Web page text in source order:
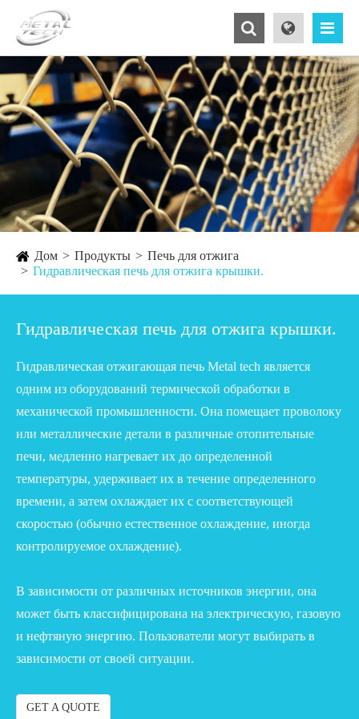
Дом Продукты
Печь для отжига
Гидравлическая печь для отжига крышки.
Гидравлическая печь для отжига крышки.
Гидравлическая отжигающая печь Metal tech является
одним из оборудований термической обработки в
механической промышленности. Она помещает проволоку
или металлические детали в различные отопительные
печи, медленно нагревает их до определенной
температуры, удерживает их в течение определенного
времени, а затем охлаждает их с соответствующей
скоростью (обычно естественное охлаждение, иногда
контролируемое охлаждение).
В зависимости от различных источников энергии, она
может быть классифицирована на электрическую, газовую
и нефтяную энергию. Пользователи могут выбирать в
зависимости от своей ситуации.
GET A QUOTE